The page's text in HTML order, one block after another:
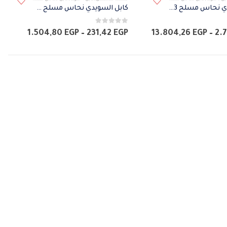
كابل السويدي نحاس مسلح 3 طرف
–
13.804,26 EGP
نطاق
العديد
من
الأشكال
كابل السويدي نحاس مسلح 4 طرف
0من 5 231,42 EGP
–
1.504,80 EGP
نطاق